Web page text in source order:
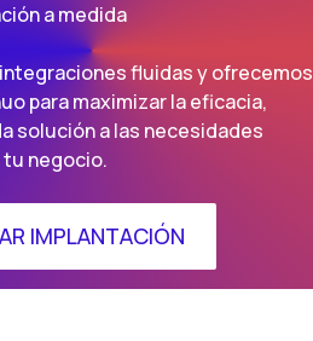
a medida
fluidas y ofrecemos
para maximizar la eficacia,
solución a las necesidades
negocio.
IMPLANTACIÓN